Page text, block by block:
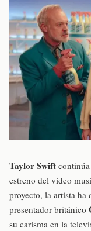
Taylor Swift
estreno del video
proyecto, la artista
presentador británico
su carisma en la